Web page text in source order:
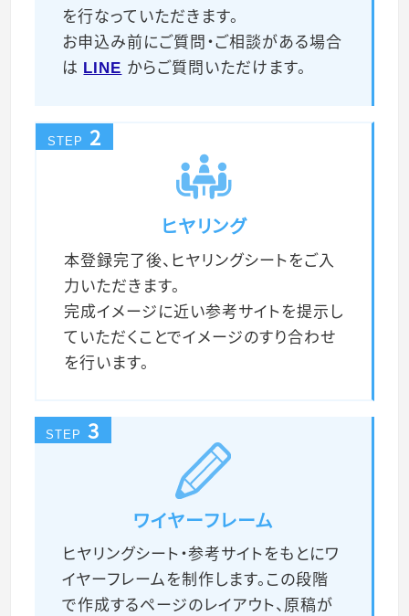
を行なっていただきます。
お申込み前にご質問・ご相談がある場合
は LINE からご質問いただけます。
STEP 2
ヒヤリング
本登録完了後、ヒヤリングシートをご入
力いただきます。
完成イメージに近い参考サイトを提示し
ていただくことでイメージのすり合わせ
を行います。
STEP 3
ワイヤーフレーム
ヒヤリングシート・参考サイトをもとにワ
イヤーフレームを制作します。この段階
で作成するページのレイアウト、原稿が